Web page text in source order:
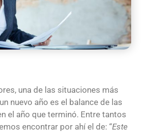
una de las situaciones más
nuevo año es el balance de las
el año que terminó. Entre tantos
encontrar por ahí el de: “Este